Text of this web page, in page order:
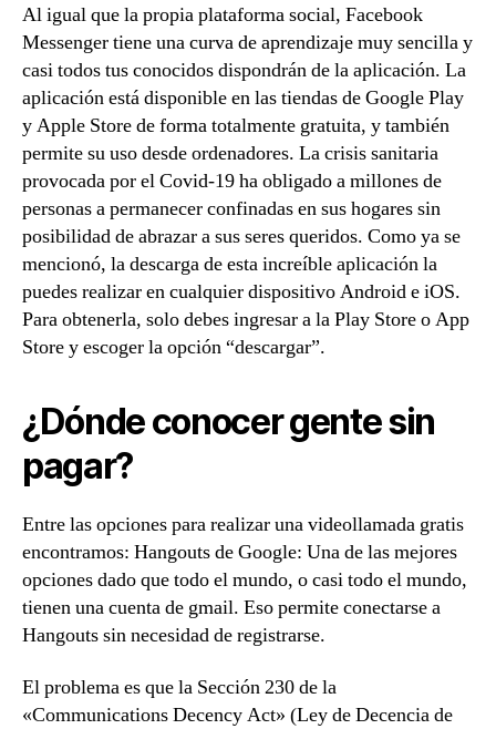
Al igual que la propia plataforma social, Facebook
Messenger tiene una curva de aprendizaje muy sencilla y
casi todos tus conocidos dispondrán de la aplicación. La
aplicación está disponible en las tiendas de Google Play
y Apple Store de forma totalmente gratuita, y también
permite su uso desde ordenadores. La crisis sanitaria
provocada por el Covid-19 ha obligado a millones de
personas a permanecer confinadas en sus hogares sin
posibilidad de abrazar a sus seres queridos. Como ya se
mencionó, la descarga de esta increíble aplicación la
puedes realizar en cualquier dispositivo Android e iOS.
Para obtenerla, solo debes ingresar a la Play Store o App
Store y escoger la opción “descargar”.
¿Dónde conocer gente sin
pagar?
Entre las opciones para realizar una videollamada gratis
encontramos: Hangouts de Google: Una de las mejores
opciones dado que todo el mundo, o casi todo el mundo,
tienen una cuenta de gmail. Eso permite conectarse a
Hangouts sin necesidad de registrarse.
El problema es que la Sección 230 de la
«Communications Decency Act» (Ley de Decencia de